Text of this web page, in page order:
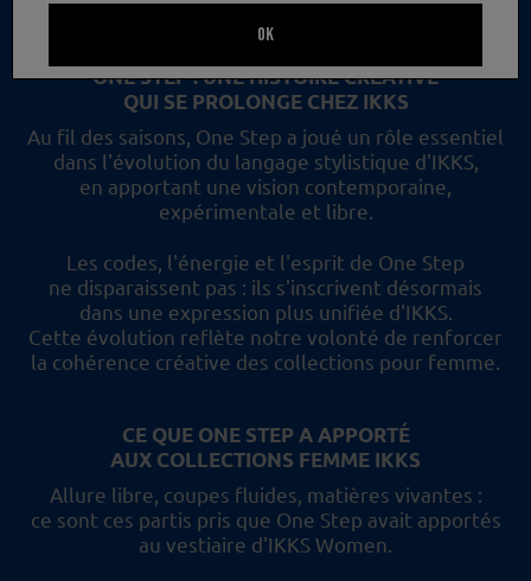
ONE STEP : UNE HISTOIRE CRÉATIVE
QUI SE PROLONGE CHEZ IKKS
Au fil des saisons, One Step a joué un rôle essentiel
dans l'évolution du langage stylistique d'IKKS,
en apportant une vision contemporaine,
expérimentale et libre.
Les codes, l'énergie et l'esprit de One Step
ne disparaissent pas : ils s'inscrivent désormais
dans une expression plus unifiée d'IKKS.
Cette évolution reflète notre volonté de renforcer
la cohérence créative des collections pour femme.
CE QUE ONE STEP A APPORTÉ
AUX COLLECTIONS FEMME IKKS
Allure libre, coupes fluides, matières vivantes :
ce sont ces partis pris que One Step avait apportés
au vestiaire d'IKKS Women.
OK